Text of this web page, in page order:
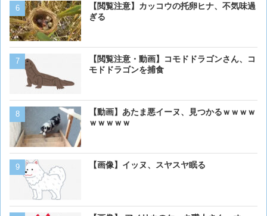
【閲覧注意】カッコウの托卵ヒナ、不気味過
ぎる
【閲覧注意・動画】コモドドラゴンさん、コ
モドドラゴンを捕食
【動画】あたま悪イーヌ、見つかるｗｗｗｗ
ｗｗｗｗｗ
【画像】イッヌ、スヤスヤ眠る
【動画】虎さん、飼い慣ら
犬って普段何考えてるの？
【画像】アメリカ「AIDS
【閲覧注意】カッコウの托